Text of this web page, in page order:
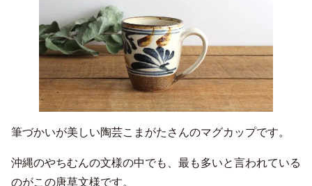
筆づかいが美しい陶芸こまがたさんのマグカップです。
沖縄のやちむんの文様の中でも、最も多いと言われている
のがこの唐草文様です。